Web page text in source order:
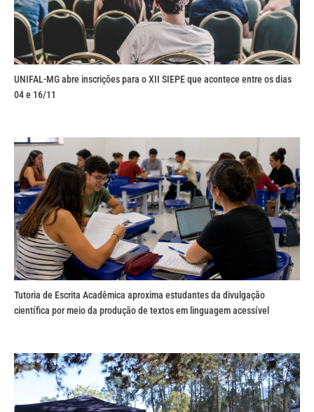
UNIFAL-MG abre inscrições para o XII SIEPE que acontece entre os dias
04 e 16/11
Tutoria de Escrita Acadêmica aproxima estudantes da divulgação
científica por meio da produção de textos em linguagem acessível